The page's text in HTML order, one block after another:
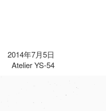
2014年7月5日
Atelier YS-54